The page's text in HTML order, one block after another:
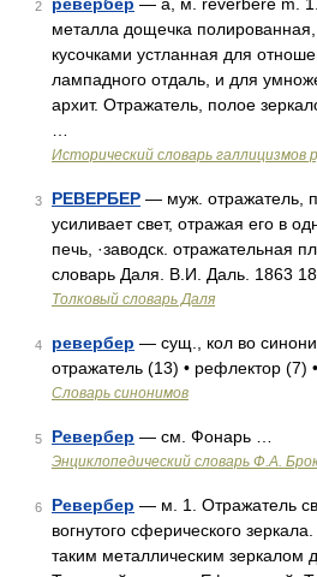
2
металла дощечка
кусочками устланная для
лампадного отдаль, и для
архит. Отражатель, полое
Исторический словарь галлицизмов
3 РЕВЕРБЕР — муж. отражатель,
усиливает свет, отражая его в
печь, ·заводск. отражательная
словарь Даля. В.И. Даль. 1863
Толковый словарь Даля
4 ревербер — сущ., кол во
отражатель (13) • рефлектор (7)
Словарь синонимов
5 Ревербер — см. Фонарь …
Энциклопедический словарь Ф.А.
6 Ревербер — м. 1. Отражатель
вогнутого сферического
таким металлическим зеркалом